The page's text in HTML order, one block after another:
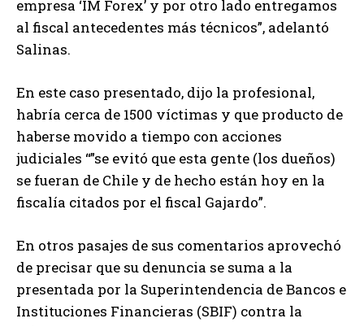
empresa ‘IM Forex’ y por otro lado entregamos
al fiscal antecedentes más técnicos”, adelantó
Salinas.
En este caso presentado, dijo la profesional,
habría cerca de 1500 víctimas y que producto de
haberse movido a tiempo con acciones
judiciales “”se evitó que esta gente (los dueños)
se fueran de Chile y de hecho están hoy en la
fiscalía citados por el fiscal Gajardo”.
En otros pasajes de sus comentarios aprovechó
de precisar que su denuncia se suma a la
presentada por la Superintendencia de Bancos e
Instituciones Financieras (SBIF) contra la